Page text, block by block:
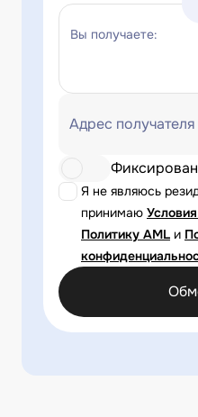
Вы получаете:
Адрес получателя
Я не являюсь
принимаю
Политику AML и